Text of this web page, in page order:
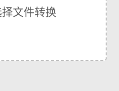
文件转换